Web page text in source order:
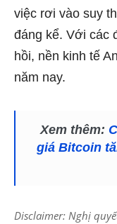
việc rơi vào suy
đáng kể. Với các
hồi, nền kinh tế
năm nay.
Xem thêm:
giá Bitcoin
Disclaimer: Nghị